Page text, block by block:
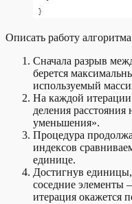
Описать работу
Сначала разрыв
берется
используемый
На каждой итерации
деления
уменьшения».
Процедура
индексов
единице.
Достигнув единицы,
соседние элементы
итерация окажется